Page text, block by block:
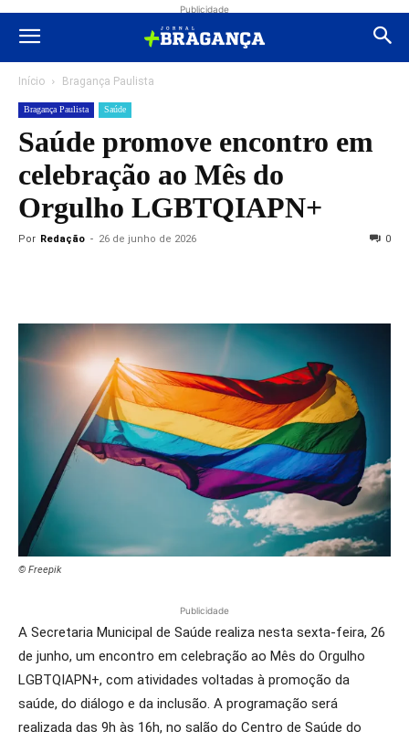
Publicidade
Início Bragança Paulista
Bragança Paulista Saúde
Saúde promove encontro em
celebração ao Mês do
Orgulho LGBTQIAPN+
Por Redação - 26 de junho de 2026 0
© Freepik
Publicidade
A Secretaria Municipal de Saúde realiza nesta sexta-feira, 26
de junho, um encontro em celebração ao Mês do Orgulho
LGBTQIAPN+, com atividades voltadas à promoção da
saúde, do diálogo e da inclusão. A programação será
realizada das 9h às 16h, no salão do Centro de Saúde do